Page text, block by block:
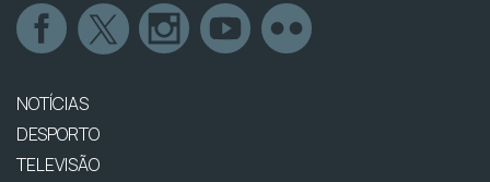
NOTÍCIAS
DESPORTO
TELEVISÃO